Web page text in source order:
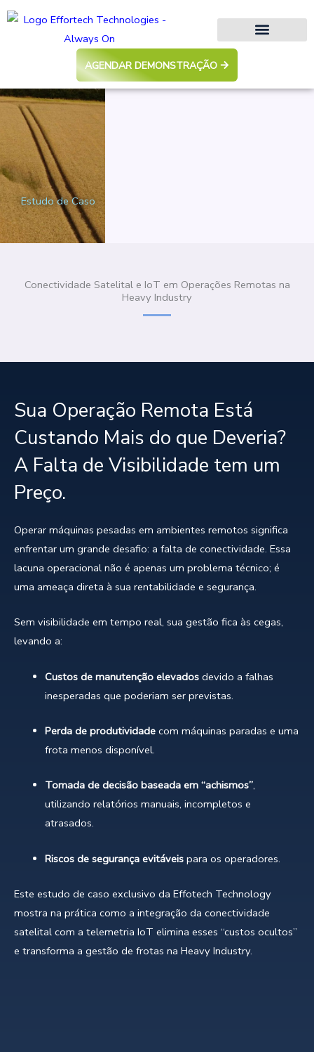
AGENDAR DEMONSTRAÇÃO
Estudo de Caso
Conectividade Satelital e IoT em Operações Remotas na
Heavy Industry
Sua Operação Remota Está
Custando Mais do que Deveria?
A Falta de Visibilidade tem um
Preço.
Operar máquinas pesadas em ambientes remotos significa
enfrentar um grande desafio: a falta de conectividade. Essa
lacuna operacional não é apenas um problema técnico; é
uma ameaça direta à sua rentabilidade e segurança.
Sem visibilidade em tempo real, sua gestão fica às cegas,
levando a:
Custos de manutenção elevadosdevido a falhas
inesperadas que poderiam ser previstas.
Perda de produtividadecom máquinas paradas e uma
frota menos disponível.
Tomada de decisão baseada em “achismos”,
utilizando relatórios manuais, incompletos e
atrasados.
Riscos de segurança evitáveispara os operadores.
Este estudo de caso exclusivo da Effotech Technology
mostra na prática como a integração da conectividade
satelital com a telemetria IoT elimina esses “custos ocultos”
e transforma a gestão de frotas na Heavy Industry.